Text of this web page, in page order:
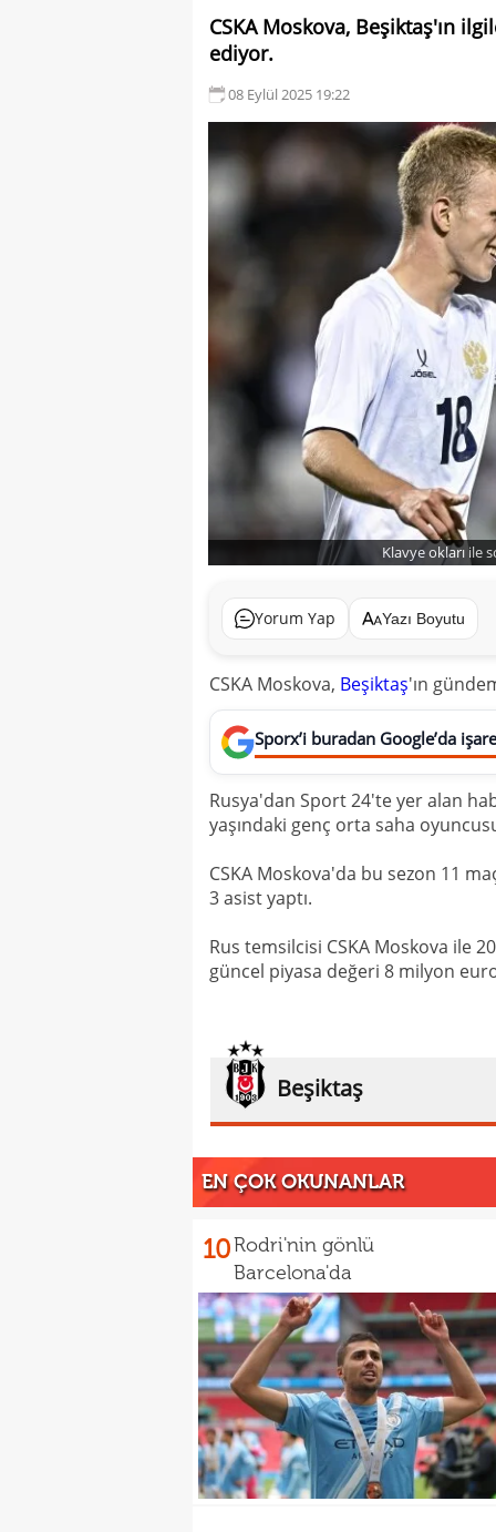
CSKA Moskova, Beşiktaş'ın
ediyor.
08 Eylül 2025 19:22
Klavye okları ile
Yorum Yap Yazı Boyutu
CSKA Moskova, Beşiktaş'ın
Sporx’i buradan Google’da
Rusya'dan Sport 24'te yer alan
yaşındaki genç orta saha
CSKA Moskova'da bu sezon 11
3 asist yaptı.
Rus temsilcisi CSKA Moskova ile
güncel piyasa değeri 8 milyon
Beşiktaş
EN ÇOK OKUNANLAR
10Rodri'nin gönlü
Barcelona'da